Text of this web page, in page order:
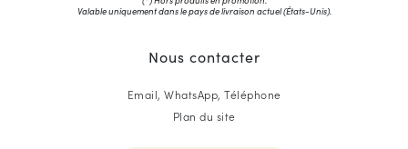
Valable uniquement dans le pays de livraison actuel (États-Unis).
Nous contacter
Email, WhatsApp, Téléphone
Plan du site